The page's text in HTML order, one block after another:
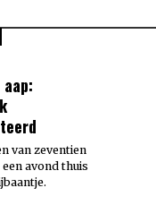
van zeventien
avond thuis